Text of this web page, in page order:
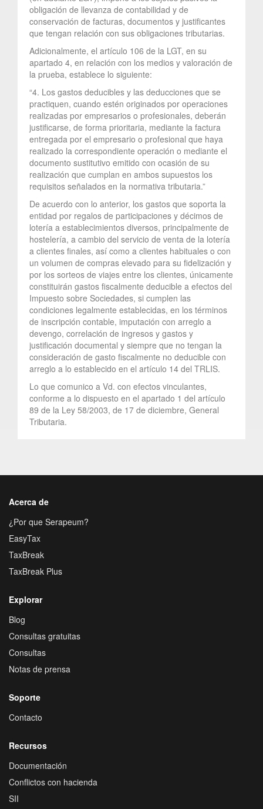
obligación de llevanza de contabilidad y de
conservación de facturas, documentos y justificantes
que tengan relación con sus obligaciones tributarias.
Adicionalmente, el artículo 106 de la LGT, en su
apartado 4, en relación con los medios y valoración de
la prueba, establece lo siguiente:
“4. Los gastos deducibles y las deducciones que se
practiquen, cuando estén originados por operaciones
realizadas por empresarios o profesionales, deberán
justificarse, de forma prioritaria, mediante la factura
entregada por el empresario o profesional que haya
realizado la correspondiente operación o mediante el
documento sustitutivo emitido con ocasión de su
realización que cumplan en ambos supuestos los
requisitos señalados en la normativa tributaria.”
De acuerdo con lo anterior, los gastos que soporta la
entidad por regalos de participaciones y décimos de
lotería a establecimientos diversos, principalmente de
hostelería, a cambio del servicio de venta de la lotería
a clientes finales, así como a clientes habituales o con
un volumen de compras elevado para su fidelización y
por los sorteos de viajes entre los clientes, únicamente
constituirán gastos fiscalmente deducible a efectos del
Impuesto sobre Sociedades, si cumplen las
condiciones legalmente establecidas, en los términos
de inscripción contable, imputación con arreglo a
devengo, correlación de ingresos y gastos y
justificación documental y siempre que no tengan la
consideración de gasto fiscalmente no deducible con
arreglo a lo establecido en el artículo 14 del TRLIS.
Lo que comunico a Vd. con efectos vinculantes,
conforme a lo dispuesto en el apartado 1 del artículo
89 de la Ley 58/2003, de 17 de diciembre, General
Tributaria.
Acerca de
¿Por que Serapeum?
EasyTax
TaxBreak
TaxBreak Plus
Explorar
Blog
Consultas gratuitas
Consultas
Notas de prensa
Soporte
Contacto
Recursos
Documentación
Conflictos con hacienda
SII